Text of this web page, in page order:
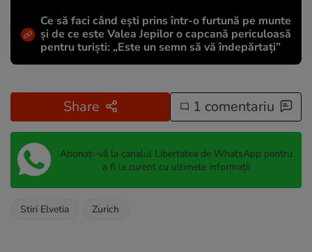
Ce să faci când ești prins într-o furtună pe munte
și de ce este Valea Jepilor o capcană periculoasă
pentru turiști: „Este un semn să vă îndepărtați”
Share 1 comentariu
Abonați-vă la canalul Libertatea de WhatsApp pentru
a fi la curent cu ultimele informații
Stiri Elvetia Zurich